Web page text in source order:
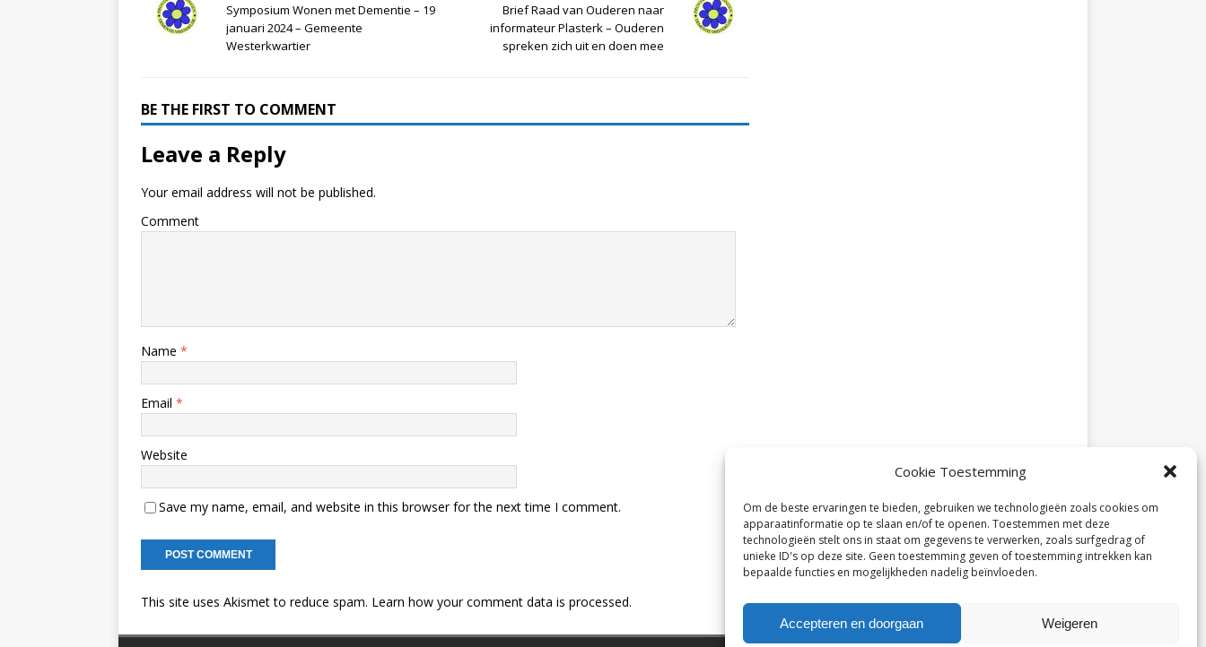
Cookie Toestemming
Om de beste ervaringen te bieden, gebruiken we technologieën zoals cookies om
apparaatinformatie op te slaan en/of te openen. Toestemmen met deze
technologieën stelt ons in staat om gegevens te verwerken, zoals surfgedrag of
unieke ID's op deze site. Geen toestemming geven of toestemming intrekken kan
bepaalde functies en mogelijkheden nadelig beïnvloeden.
Accepteren en doorgaan Weigeren
Symposium Wonen met Dementie – 19
januari 2024 – Gemeente
Westerkwartier
Brief Raad van Ouderen naar
informateur Plasterk – Ouderen
spreken zich uit en doen mee
BE THE FIRST TO COMMENT
Leave a Reply
Your email address will not be published.
Comment
Name *
Email *
Website
Save my name, email, and website in this browser for the next time I comment.
This site uses Akismet to reduce spam. Learn how your comment data is processed.